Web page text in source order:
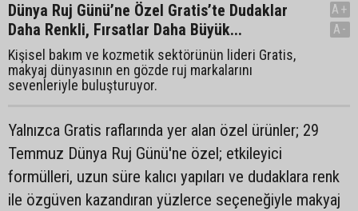
Dünya Ruj Günü’ne Özel Gratis’te Dudaklar
Daha Renkli, Fırsatlar Daha Büyük...
Kişisel bakım ve kozmetik sektörünün lideri Gratis,
makyaj dünyasının en gözde ruj markalarını
sevenleriyle buluşturuyor.
A+
A-
Yalnızca Gratis raflarında yer alan özel ürünler; 29
Temmuz Dünya Ruj Günü'ne özel; etkileyici
formülleri, uzun süre kalıcı yapıları ve dudaklara renk
ile özgüven kazandıran yüzlerce seçeneğiyle makyaj